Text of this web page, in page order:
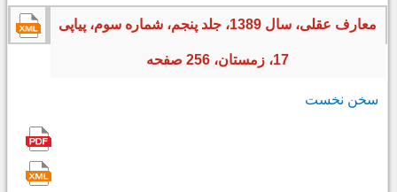
معارف عقلی، سال 1389، جلد پنجم، شماره سوم، پیاپی
17، زمستان، 256 صفحه
سخن نخست